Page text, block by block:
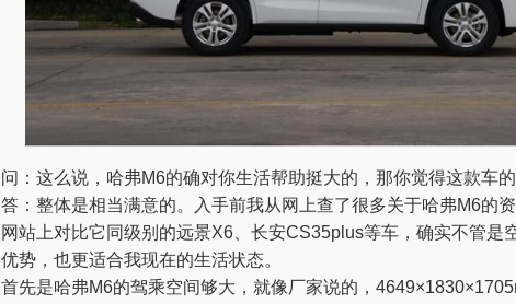
问：这么说，哈弗M6的确对你生活帮助挺大的，那你觉得这款车
答：整体是相当满意的。入手前我从网上查了很多关于哈弗M6的
网站上对比它同级别的远景X6、长安CS35plus等车，确实不管是
优势，也更适合我现在的生活状态。
首先是哈弗M6的驾乘空间够大，就像厂家说的，